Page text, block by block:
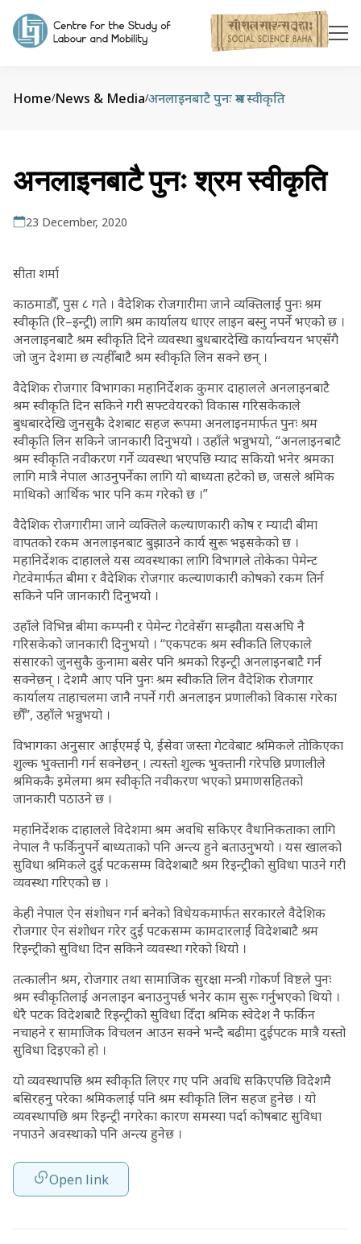
Home/News & Media/अनलाइनबाटै पुनः श्रम स्वीकृति
अनलाइनबाटै पुनः श्रम स्वीकृति
23 December, 2020
सीता शर्मा
काठमाडौँ, पुस ८ गते । वैदेशिक रोजगारीमा जाने व्यक्तिलाई पुनः श्रम
स्वीकृति (रि–इन्ट्री) लागि श्रम कार्यालय धाएर लाइन बस्नु नपर्ने भएको छ ।
अनलाइनबाटै श्रम स्वीकृति दिने व्यवस्था बुधबारदेखि कार्यान्वयन भएसँगै
जो जुन देशमा छ त्यहीँबाटै श्रम स्वीकृति लिन सक्ने छन् ।
वैदेशिक रोजगार विभागका महानिर्देशक कुमार दाहालले अनलाइनबाटै
श्रम स्वीकृति दिन सकिने गरी सफ्टवेयरको विकास गरिसकेकाले
बुधबारदेखि जुनसुकै देशबाट सहज रूपमा अनलाइनमार्फत पुनः श्रम
स्वीकृति लिन सकिने जानकारी दिनुभयो । उहाँले भन्नुभयो, ‘‘अनलाइनबाटै
श्रम स्वीकृति नवीकरण गर्ने व्यवस्था भएपछि म्याद सकियो भनेर श्रमका
लागि मात्रै नेपाल आउनुपर्नेका लागि यो बाध्यता हटेको छ, जसले श्रमिक
माथिको आर्थिक भार पनि कम गरेको छ ।”
वैदेशिक रोजगारीमा जाने व्यक्तिले कल्याणकारी कोष र म्यादी बीमा
वापतको रकम अनलाइनबाट बुझाउने कार्य सुरू भइसकेको छ ।
महानिर्देशक दाहालले यस व्यवस्थाका लागि विभागले तोकेका पेमेन्ट
गेटवेमार्फत बीमा र वैदेशिक रोजगार कल्याणकारी कोषको रकम तिर्न
सकिने पनि जानकारी दिनुभयो ।
उहाँले विभिन्न बीमा कम्पनी र पेमेन्ट गेटवेसँग सम्झौता यसअघि नै
गरिसकेको जानकारी दिनुभयो । ‘‘एकपटक श्रम स्वीकति लिएकाले
संसारको जुनसुकै कुनामा बसेर पनि श्रमको रिइन्ट्री अनलाइनबाटै गर्न
सक्नेछन् । देशमै आए पनि पुनः श्रम स्वीकति लिन वैदेशिक रोजगार
कार्यालय ताहाचलमा जानै नपर्ने गरी अनलाइन प्रणालीको विकास गरेका
छौँ’’, उहाँले भन्नुभयो ।
विभागका अनुसार आईएमई पे, ईसेवा जस्ता गेटवेबाट श्रमिकले तोकिएका
शुल्क भुक्तानी गर्न सक्नेछन् । त्यस्तो शुल्क भुक्तानी गरेपछि प्रणालीले
श्रमिककै इमेलमा श्रम स्वीकृति नवीकरण भएको प्रमाणसहितको
जानकारी पठाउने छ ।
महानिर्देशक दाहालले विदेशमा श्रम अवधि सकिएर वैधानिकताका लागि
नेपाल नै फर्किनुपर्ने बाध्यताको पनि अन्त्य हुने बताउनुभयो । यस खालको
सुविधा श्रमिकले दुई पटकसम्म विदेशबाटै श्रम रिइन्ट्रीको सुविधा पाउने गरी
व्यवस्था गरिएको छ ।
केही नेपाल ऐन संशोधन गर्न बनेको विधेयकमार्फत सरकारले वैदेशिक
रोजगार ऐन संशोधन गरेर दुई पटकसम्म कामदारलाई विदेशबाटै श्रम
रिइन्ट्रीको सुविधा दिन सकिने व्यवस्था गरेको थियो ।
तत्कालीन श्रम, रोजगार तथा सामाजिक सुरक्षा मन्त्री गोकर्ण विष्टले पुनः
श्रम स्वीकृतिलाई अनलाइन बनाउनुपर्छ भनेर काम सुरू गर्नुभएको थियो ।
धेरै पटक विदेशबाटै रिइन्ट्रीको सुविधा दिँदा श्रमिक स्वेदेश नै फर्किन
नचाहने र सामाजिक विचलन आउन सक्ने भन्दै बढीमा दुईपटक मात्रै यस्तो
सुविधा दिइएको हो ।
यो व्यवस्थापछि श्रम स्वीकृति लिएर गए पनि अवधि सकिएपछि विदेशमै
बसिरहनु परेका श्रमिकलाई पनि श्रम स्वीकृति लिन सहज हुनेछ । यो
व्यवस्थापछि श्रम रिइन्ट्री नगरेका कारण समस्या पर्दा कोषबाट सुविधा
नपाउने अवस्थाको पनि अन्त्य हुनेछ ।
Open link